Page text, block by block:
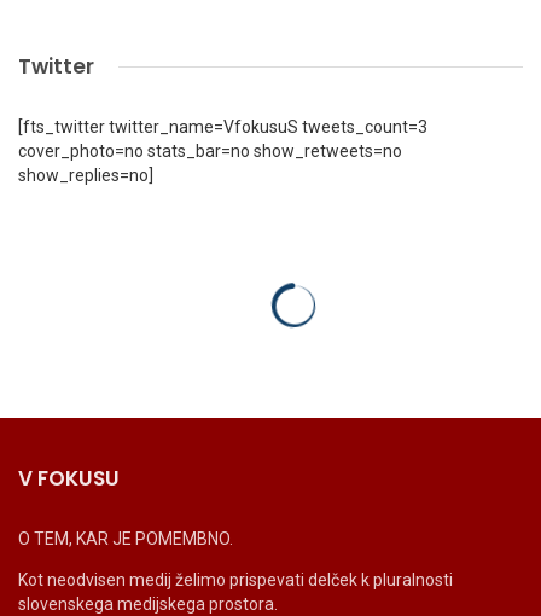
Twitter
[fts_twitter twitter_name=VfokusuS tweets_count=3
cover_photo=no stats_bar=no show_retweets=no
show_replies=no]
V FOKUSU
O TEM, KAR JE POMEMBNO.
Kot neodvisen medij želimo prispevati delček k pluralnosti
slovenskega medijskega prostora.